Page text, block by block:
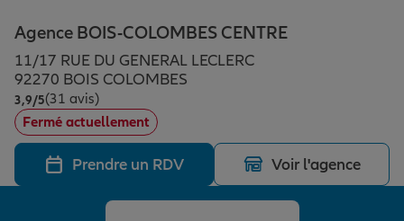
Assurance animal de compagnie
Protection juridique
Plan épargne retraite
Assurance vie
Placements financiers
Vos projets
Partir en vacances
Déménager
Conseil assurance
Agence BOIS-COLOMBES CENTRE
11/17 RUE DU GENERAL LECLERC
92270 BOIS COLOMBES
3,9/5Note de 3.9 sur 5
(31 avis)
Fermé actuellement
Prendre un RDV Voir l'agence